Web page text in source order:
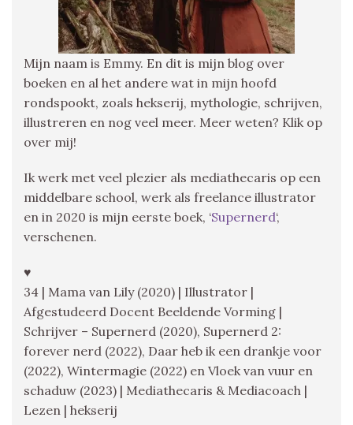
Mijn naam is Emmy. En dit is mijn blog over
boeken en al het andere wat in mijn hoofd
rondspookt, zoals hekserij, mythologie, schrijven,
illustreren en nog veel meer. Meer weten? Klik op
over mij!
Ik werk met veel plezier als mediathecaris op een
middelbare school, werk als freelance illustrator
en in 2020 is mijn eerste boek, ‘Supernerd‘,
verschenen.
♥
34 | Mama van Lily (2020) | Illustrator |
Afgestudeerd Docent Beeldende Vorming |
Schrijver – Supernerd (2020), Supernerd 2:
forever nerd (2022), Daar heb ik een drankje voor
(2022), Wintermagie (2022) en Vloek van vuur en
schaduw (2023) | Mediathecaris & Mediacoach |
Lezen | hekserij